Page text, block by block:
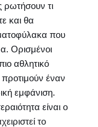
ρωτήσουν τι
και θα
που
Ορισμένοι
αθλητικό
έναν
εμφάνιση.
είναι ο
το